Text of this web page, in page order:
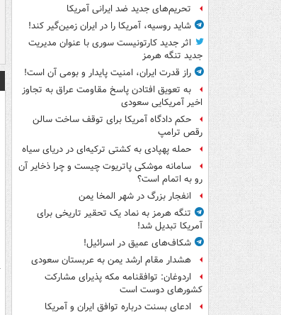
تحریم‌های جدید ضد ایرانی آمریکا
شاید روسیه، آمریکا را در ایران زمین‌گیر کند!
اثر جدید کارتونیست سوری با عنوان مدیریت
جدید تنگه هرمز
راز قدرت ایران، امنیت پایدار و بومی آن است!
به تعویق افتادن پاسخ مقاومت عراق به تجاوز
اخیر آمریکایی سعودی
حکم دادگاه آمریکا برای توقف ساخت سالن
رقص ترامپ
حمله پهپادی به کشتی ترکیه‌ای در دریای سیاه
سامانه موشکی پاتریوت چیست و چرا ذخایر آن
رو به اتمام است؟
انفجار بزرگ در شهر المخا یمن
تنگه هرمز به نماد یک تحقیر تاریخی برای
آمریکا تبدیل شد!
شکاف‌های عمیق در اسرائیل!
هشدار مقام ارشد یمن به عربستان سعودی
اردوغان: توافقنامه مکه پذیرای مشارکت
کشورهای دوست است
ادعای بسنت درباره توافق ایران و آمریکا